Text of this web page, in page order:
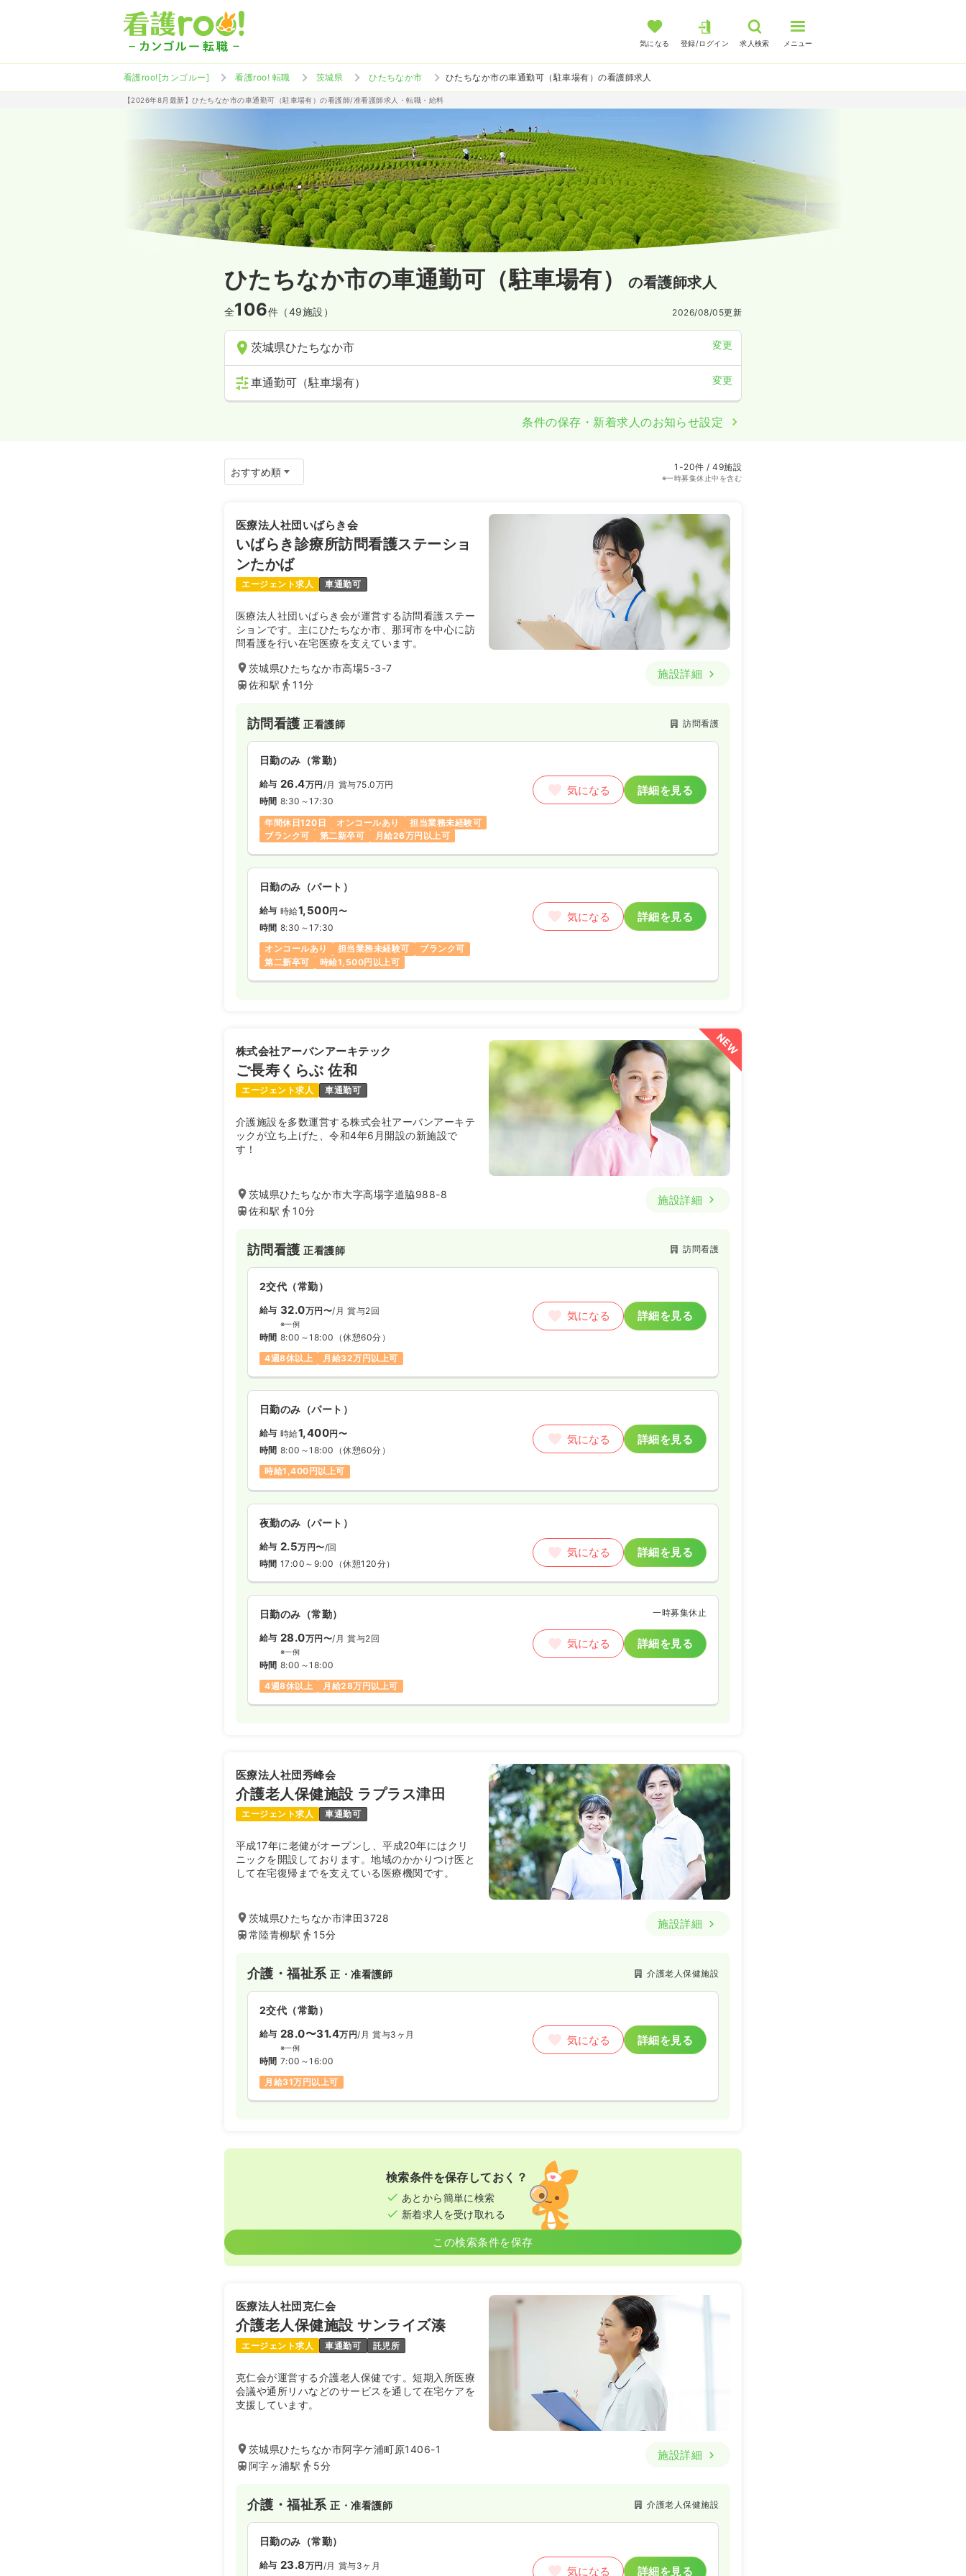
気になる 登録/ログイン 求人検索 メニュー
看護roo![カンゴルー] 看護roo! 転職 茨城県 ひたちなか市 ひたちなか市の車通勤可（駐車場有）の看護師求人
【2026年8月最新】ひたちなか市の車通勤可（駐車場有）の看護師/准看護師求人・転職・給料
ひたちなか市の車通勤可（駐車場有） の看護師求人
全106件（49施設） 2026/08/05更新
茨城県ひたちなか市 変更
車通勤可（駐車場有） 変更
条件の保存・新着求人のお知らせ設定
1-20件 / 49施設
※一時募集休止中を含む
医療法人社団いばらき会
いばらき診療所訪問看護ステーショ
ンたかば
エージェント求人 車通勤可
医療法人社団いばらき会が運営する訪問看護ステー
ションです。主にひたちなか市、那珂市を中心に訪
問看護を行い在宅医療を支えています。
茨城県ひたちなか市高場5-3-7
佐和駅
11分
施設詳細
訪問看護正看護師 訪問看護
日勤のみ（常勤）
給与 26.4万円/月 賞与75.0万円
時間 8:30～17:30
年間休日120日
オンコールあり
担当業務未経験可
ブランク可
第二新卒可 月給26万円以上可
気になる 詳細を見る
日勤のみ（パート）
給与 時給1,500円〜
時間 8:30～17:30
オンコールあり
担当業務未経験可
ブランク可
第二新卒可
時給1,500円以上可
気になる 詳細を見る
NEW
株式会社アーバンアーキテック
ご長寿くらぶ 佐和
エージェント求人 車通勤可
介護施設を多数運営する株式会社アーバンアーキテ
ックが立ち上げた、令和4年6月開設の新施設で
す！
茨城県ひたちなか市大字高場字道脇988-8
佐和駅
10分
施設詳細
訪問看護正看護師 訪問看護
2交代（常勤）
給与 32.0万円〜/月 賞与2回
※一例
時間 8:00～18:00 （休憩60分）
4週8休以上
月給32万円以上可
気になる 詳細を見る
日勤のみ（パート）
給与 時給1,400円〜
時間 8:00～18:00 （休憩60分）
時給1,400円以上可
気になる 詳細を見る
夜勤のみ（パート）
給与 2.5万円〜/回
時間 17:00～9:00 （休憩120分）
気になる 詳細を見る
日勤のみ（常勤） 一時募集休止
給与 28.0万円〜/月 賞与2回
※一例
時間 8:00～18:00
4週8休以上
月給28万円以上可
気になる 詳細を見る
医療法人社団秀峰会
介護老人保健施設 ラプラス津田
エージェント求人 車通勤可
平成17年に老健がオープンし、平成20年にはクリ
ニックを開設しております。地域のかかりつけ医と
して在宅復帰までを支えている医療機関です。
茨城県ひたちなか市津田3728
常陸青柳駅
15分
施設詳細
介護・福祉系正・准看護師 介護老人保健施設
2交代（常勤）
給与 28.0〜31.4万円/月 賞与3ヶ月
※一例
時間 7:00～16:00
月給31万円以上可
気になる 詳細を見る
検索条件を保存しておく？
あとから簡単に検索
新着求人を受け取れる
この検索条件を保存
医療法人社団克仁会
介護老人保健施設 サンライズ湊
エージェント求人 車通勤可 託児所
克仁会が運営する介護老人保健です。短期入所医療
会議や通所リハなどのサービスを通して在宅ケアを
支援しています。
茨城県ひたちなか市阿字ケ浦町原1406-1
阿字ヶ浦駅
5分
施設詳細
介護・福祉系正・准看護師 介護老人保健施設
日勤のみ（常勤）
給与 23.8万円/月 賞与3ヶ月 気になる 詳細を見る